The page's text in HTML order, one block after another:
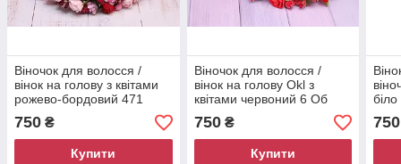
Віночок для волосся /
вінок на голову з квітами
рожево-бордовий 471
750 ₴
Купити
Віночок для волосся /
вінок на голову Okl з
квітами червоний 6 Об
750₴
Купити
750